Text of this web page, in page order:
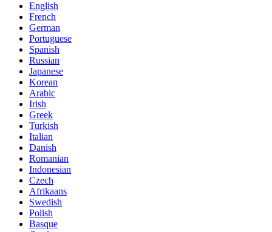
English
French
German
Portuguese
Spanish
Russian
Japanese
Korean
Arabic
Irish
Greek
Turkish
Italian
Danish
Romanian
Indonesian
Czech
Afrikaans
Swedish
Polish
Basque